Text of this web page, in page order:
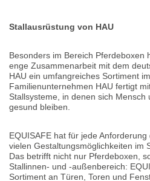
Stallausrüstung von HAU
Besonders im Bereich Pferdeboxen
enge Zusammenarbeit mit dem
HAU ein umfangreiches Sortiment
Familienunternehmen HAU fertigt
Stallsysteme, in denen sich Mensch
gesund bleiben.
EQUISAFE hat für jede
vielen Gestaltungsmöglichkeiten im
Das betrifft nicht nur Pferdeboxen,
Stallinnen- und -außenbereich:
Sortiment an Türen, Toren und